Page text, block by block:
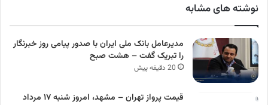
نوشته های مشابه
مدیرعامل بانک ملی ایران با صدور پیامی روز خبرنگار
را تبریک گفت – هشت صبح
20 دقیقه پیش
قیمت پرواز تهران – مشهد، امروز شنبه ۱۷ مرداد